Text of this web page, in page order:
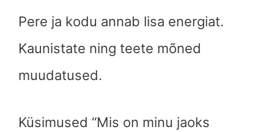
Pere ja kodu annab lisa energiat.
Kaunistate ning teete mõned
muudatused.
Küsimused “Mis on minu jaoks